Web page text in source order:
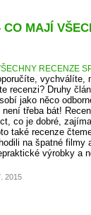
MAJÍ
RECENZE
vychválíte,
recenzi? Druhy
jako něco
třeba bát!
co je dobré,
také recenze
na špatné filmy
výrobky a
2015